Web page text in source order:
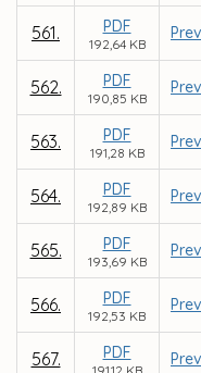
561. PDF
192,64 KB
562. PDF
190,85 KB
563. PDF
191,28 KB
564. PDF
192,89 KB
565. PDF
193,69 KB
566. PDF
192,53 KB
567. PDF